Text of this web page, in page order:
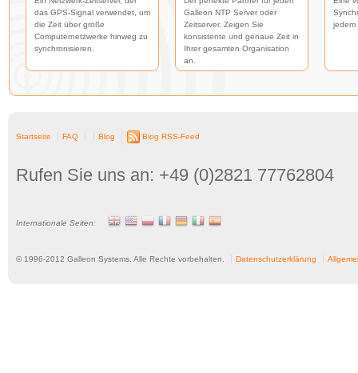
das GPS-Signal verwendet, um
die Zeit über große
Computernetzwerke hinweg zu
synchronisieren.
Galleon NTP Server oder
Zeitserver. Zeigen Sie
konsistente und genaue Zeit in
Ihrer gesamten Organisation
an.
jedem
Startseite FAQ Blog Blog RSS-Feed
Rufen Sie uns an: +49 (0)2821 77762804
Internationale Seiten:
© 1996-2012 Galleon Systems. Alle Rechte vorbehalten. Datenschutzerklärung